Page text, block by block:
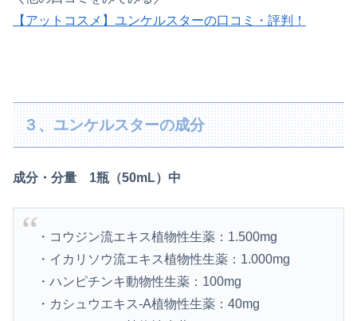
【アットコスメ】ユンケルスターの口コミ・評判！
３、ユンケルスターの成分
成分・分量 1瓶（50mL）中
・コウジン流エキス植物性生薬：1.500mg
・イカリソウ流エキス植物性生薬：1.000mg
・ハンピチンキ動物性生薬：100mg
・カシュウエキス-A植物性生薬：40mg